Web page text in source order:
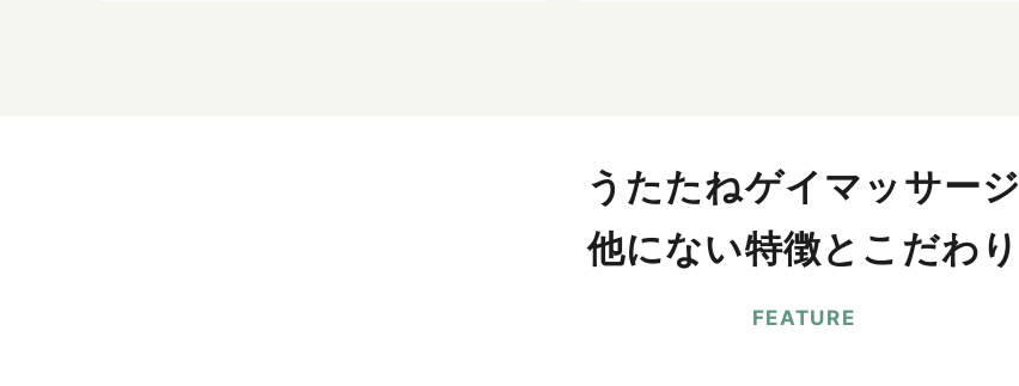
うたたねゲイマッサージ
他にない特徴とこだわり
FEATURE